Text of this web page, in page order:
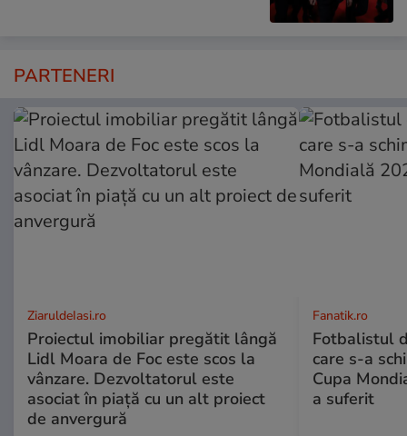
PARTENERI
ZiaruldeIasi.ro
Proiectul imobiliar pregătit lângă
Lidl Moara de Foc este scos la
vânzare. Dezvoltatorul este
asociat în piață cu un alt proiect
de anvergură
Fanatik.ro
Fotbalistul
care s-a
Cupa
a suferit